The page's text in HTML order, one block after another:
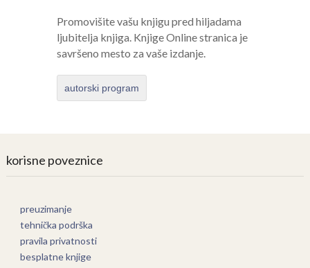
Promovišite vašu knjigu pred hiljadama
ljubitelja knjiga. Knjige Online stranica je
savršeno mesto za vaše izdanje.
autorski program
korisne poveznice
preuzimanje
tehnička podrška
pravila privatnosti
besplatne knjige